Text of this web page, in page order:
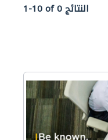
1-10 of 0 النتائج